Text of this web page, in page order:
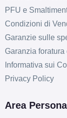
PFU e
Condizioni di
Garanzie sulle
Garanzia
Informativa sui
Privacy Policy
Area